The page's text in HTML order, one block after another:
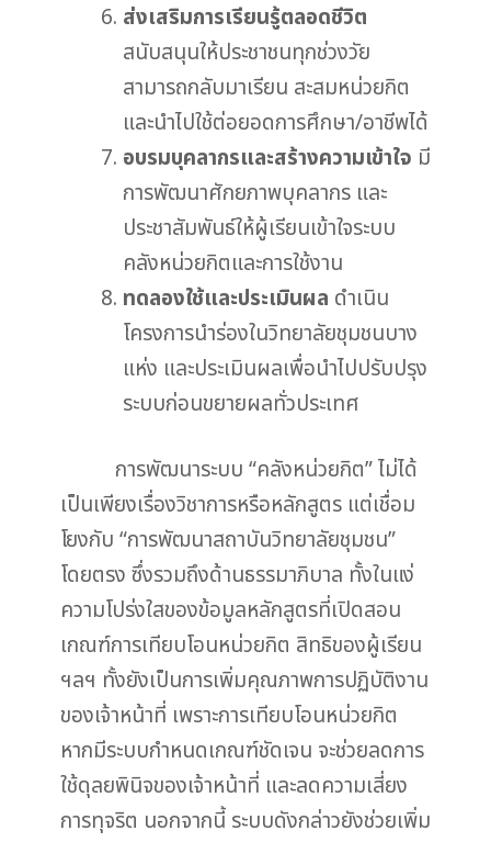
ส่งเสริมการเรียนรู้ตลอดชีวิต
สนับสนุนให้ประชาชนทุกช่วงวัย
สามารถกลับมาเรียน สะสมหน่วยกิต
และนำไปใช้ต่อยอดการศึกษา/อาชีพได้
อบรมบุคลากรและสร้างความเข้าใจ มี
การพัฒนาศักยภาพบุคลากร และ
ประชาสัมพันธ์ให้ผู้เรียนเข้าใจระบบ
คลังหน่วยกิตและการใช้งาน
ทดลองใช้และประเมินผล ดำเนิน
โครงการนำร่องในวิทยาลัยชุมชนบาง
แห่ง และประเมินผลเพื่อนำไปปรับปรุง
ระบบก่อนขยายผลทั่วประเทศ
การพัฒนาระบบ “คลังหน่วยกิต” ไม่ได้
เป็นเพียงเรื่องวิชาการหรือหลักสูตร แต่เชื่อม
โยงกับ “การพัฒนาสถาบันวิทยาลัยชุมชน”
โดยตรง ซึ่งรวมถึงด้านธรรมาภิบาล ทั้งในแง่
ความโปร่งใสของข้อมูลหลักสูตรที่เปิดสอน
เกณฑ์การเทียบโอนหน่วยกิต สิทธิของผู้เรียน
ฯลฯ ทั้งยังเป็นการเพิ่มคุณภาพการปฏิบัติงาน
ของเจ้าหน้าที่ เพราะการเทียบโอนหน่วยกิต
หากมีระบบกำหนดเกณฑ์ชัดเจน จะช่วยลดการ
ใช้ดุลยพินิจของเจ้าหน้าที่ และลดความเสี่ยง
การทุจริต นอกจากนี้ ระบบดังกล่าวยังช่วยเพิ่ม